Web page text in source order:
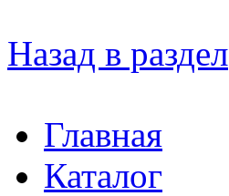
Назад в раздел
Главная
Каталог